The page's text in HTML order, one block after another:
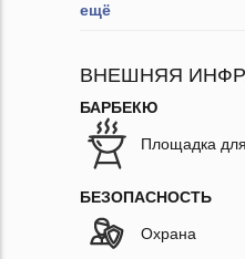
ещё
ВНЕШНЯЯ
БАРБЕКЮ
Площадка
БЕЗОПАСНОСТЬ
Охрана